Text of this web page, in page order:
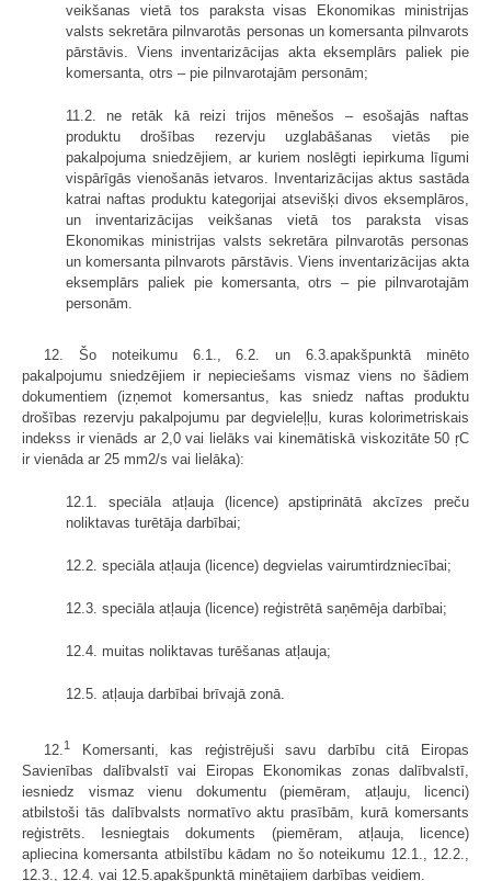
veikšanas vietā tos paraksta visas Ekonomikas ministrijas
valsts sekretāra pilnvarotās personas un komersanta pilnvarots
pārstāvis. Viens inventarizācijas akta eksemplārs paliek pie
komersanta, otrs – pie pilnvarotajām personām;
11.2. ne retāk kā reizi trijos mēnešos – esošajās naftas
produktu drošības rezervju uzglabāšanas vietās pie
pakalpojuma sniedzējiem, ar kuriem noslēgti iepirkuma līgumi
vispārīgās vienošanās ietvaros. Inventarizācijas aktus sastāda
katrai naftas produktu kategorijai atsevišķi divos eksemplāros,
un inventarizācijas veikšanas vietā tos paraksta visas
Ekonomikas ministrijas valsts sekretāra pilnvarotās personas
un komersanta pilnvarots pārstāvis. Viens inventarizācijas akta
eksemplārs paliek pie komersanta, otrs – pie pilnvarotajām
personām.
12. Šo noteikumu 6.1., 6.2. un 6.3.apakšpunktā minēto
pakalpojumu sniedzējiem ir nepieciešams vismaz viens no šādiem
dokumentiem (izņemot komersantus, kas sniedz naftas produktu
drošības rezervju pakalpojumu par degvieleļļu, kuras kolorimetriskais
indekss ir vienāds ar 2,0 vai lielāks vai kinemātiskā viskozitāte 50 ŗC
ir vienāda ar 25 mm2/s vai lielāka):
12.1. speciāla atļauja (licence) apstiprinātā akcīzes preču
noliktavas turētāja darbībai;
12.2. speciāla atļauja (licence) degvielas vairumtirdzniecībai;
12.3. speciāla atļauja (licence) reģistrētā saņēmēja darbībai;
12.4. muitas noliktavas turēšanas atļauja;
12.5. atļauja darbībai brīvajā zonā.
12.1
Komersanti, kas reģistrējuši savu darbību citā Eiropas
Savienības dalībvalstī vai Eiropas Ekonomikas zonas dalībvalstī,
iesniedz vismaz vienu dokumentu (piemēram, atļauju, licenci)
atbilstoši tās dalībvalsts normatīvo aktu prasībām, kurā komersants
reģistrēts. Iesniegtais dokuments (piemēram, atļauja, licence)
apliecina komersanta atbilstību kādam no šo noteikumu 12.1., 12.2.,
12.3., 12.4. vai 12.5.apakšpunktā minētajiem darbības veidiem.